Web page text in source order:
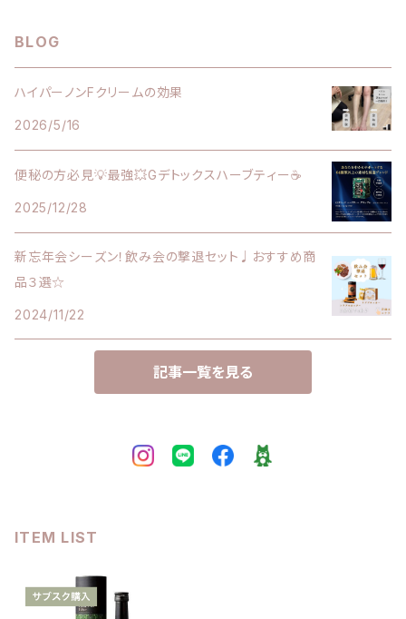
BLOG
ハイパーノンFクリームの効果
2026/5/16
便秘の方必見💡最強💥Gデトックスハーブティー☕️
2025/12/28
新忘年会シーズン！飲み会の撃退セット♩おすすめ商
品３選☆
2024/11/22
記事一覧を見る
ITEM LIST